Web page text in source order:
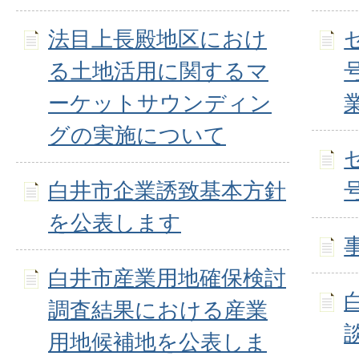
法目上長殿地区におけ
る土地活用に関するマ
ーケットサウンディン
グの実施について
白井市企業誘致基本方針
を公表します
白井市産業用地確保検討
調査結果における産業
用地候補地を公表しま